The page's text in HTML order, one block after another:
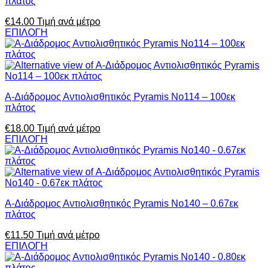
€14.00 Τιμή ανά μέτρο
ΕΠΙΛΟΓΗ
Α-Διάδρομος Αντιολισθητικός Pyramis No114 – 100εκ
πλάτος
€18.00 Τιμή ανά μέτρο
ΕΠΙΛΟΓΗ
Α-Διάδρομος Αντιολισθητικός Pyramis No140 – 0.67εκ
πλάτος
€11.50 Τιμή ανά μέτρο
ΕΠΙΛΟΓΗ